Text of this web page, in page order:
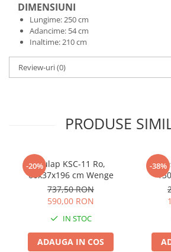
DIMENSIUNI
Lungime: 250 cm
Adancime: 54 cm
Inaltime: 210 cm
Review-uri(0)
PRODUSE
-20%Dulap KSC-11 Ro,
60x37x196 cm Wenge
737,50 RON
590,00 RON
IN STOC
ADAUGA IN COS
-38%